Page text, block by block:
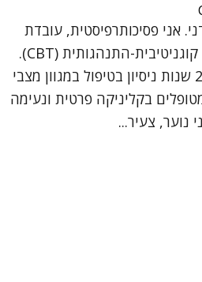
אני פסיכותרפיסטית, עובדת
סוציאלית קלינית ומטפלת קוגניטיבית-התנהגותית (CBT).
אני מביאה איתי קרוב ל-20 שנות ניסיון בטיפול במגוון מצבי
בקליניקה פרטית ונעימה
נוער, צעיר...